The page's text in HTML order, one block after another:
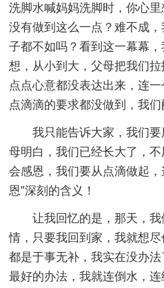
洗脚水喊妈妈洗脚时，你心
没有做到这么一点？难不成
子都不如吗？看到这一幕幕
想，从小到大，父母把我们
点点心意都没表达出来，连
点滴滴的要求都没做到，我
我只能告诉大家，我们
母明白，我们已经长大了，
会感恩，我们要从点滴做起
恩”深刻的含义！
让我回忆的是，那天，
情，只要我回到家，我就想
都是于事无补，我实在没办
最好的办法，我就连倒水，